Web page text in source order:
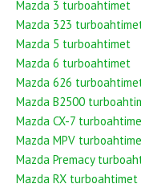
Mazda 3 turboahtimet
Mazda 323
Mazda 5 turboahtimet
Mazda 6 turboahtimet
Mazda 626
Mazda B2500
Mazda CX-7
Mazda MPV
Mazda Premacy
Mazda RX turboahtimet